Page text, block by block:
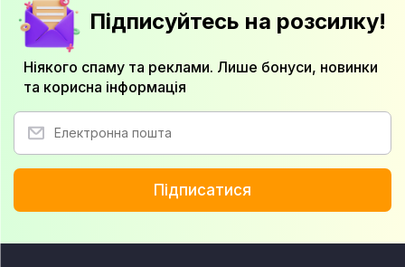
Підписуйтесь на розсилку!
Ніякого спаму та реклами. Лише бонуси, новинки
та корисна інформація
Підписатися